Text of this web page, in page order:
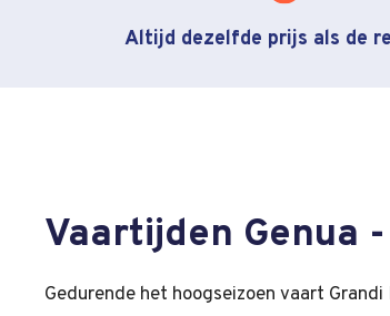
Altijd dezelfde prijs als de
Vaartijden Genua
Gedurende het hoogseizoen vaart